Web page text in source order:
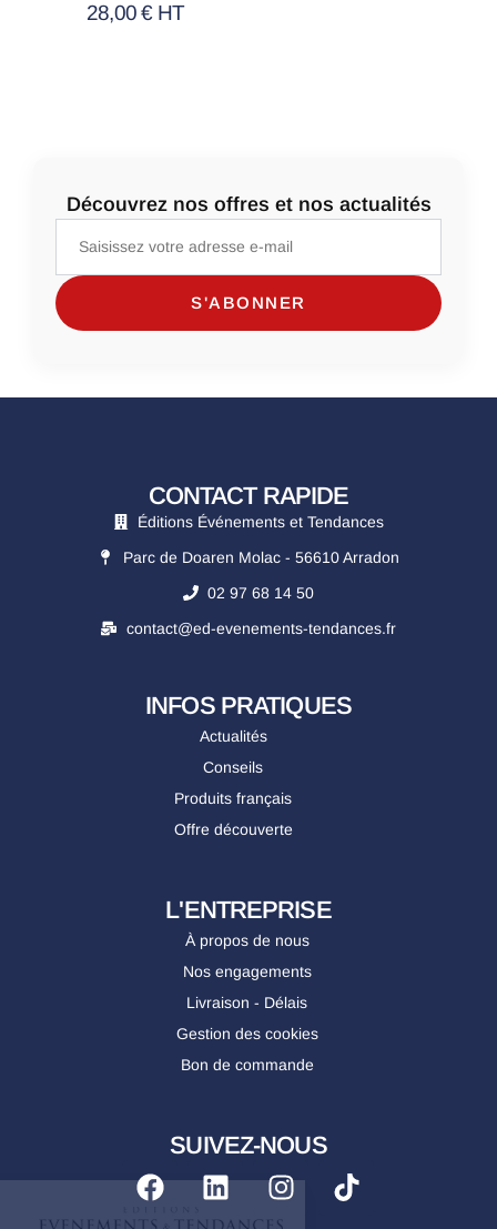
28,00€ HT
Découvrez nos offres et nos actualités
CONTACT RAPIDE
Éditions Événements et Tendances
Parc de Doaren Molac - 56610 Arradon
02 97 68 14 50
contact@ed-evenements-tendances.fr
INFOS PRATIQUES
Actualités
Conseils
Produits français
Offre découverte
L'ENTREPRISE
À propos de nous
Nos engagements
Livraison - Délais
Gestion des cookies
Bon de commande
SUIVEZ-NOUS